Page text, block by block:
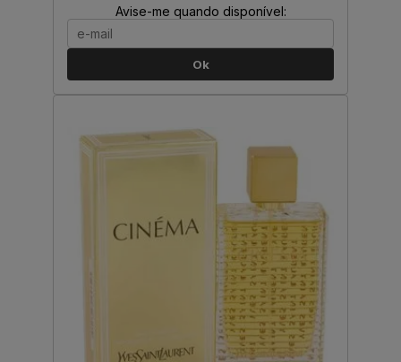
Avise-me quando disponível:
Ok